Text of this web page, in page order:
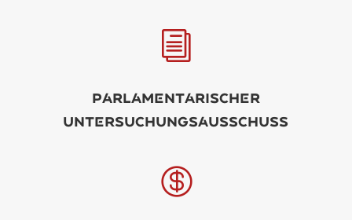
i
PrlmntrischR
UntrsuchungsusschUss
